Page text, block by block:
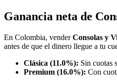
Ganancia neta de
En Colombia, venderConsolas y
antes de que el dinero llegue a tu
Clásica (11.0%): Sin cuotas
Premium (16.0%): Con